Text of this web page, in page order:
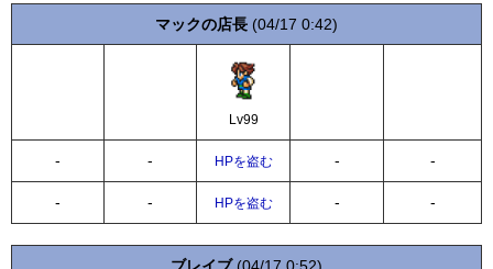
マックの店長 (04/17 0:42)
Lv99
- - HPを盗む - -
- - HPを盗む - -